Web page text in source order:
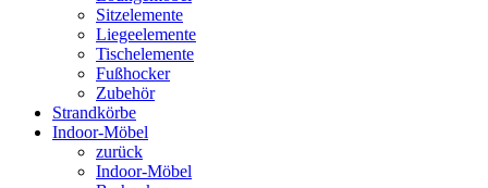
Sitzelemente
Liegeelemente
Tischelemente
Fußhocker
Zubehör
Strandkörbe
Indoor-Möbel
zurück
Indoor-Möbel